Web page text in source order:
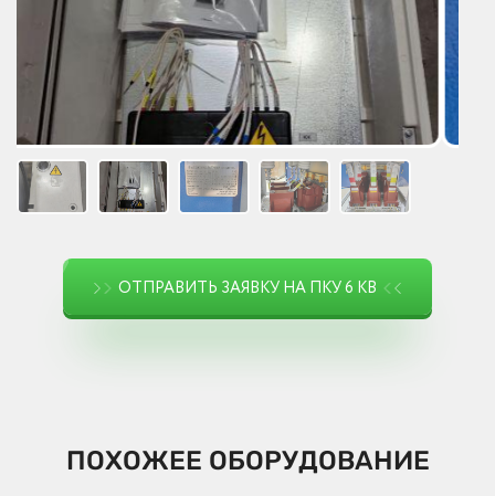
ОТПРАВИТЬ ЗАЯВКУ НА ПКУ 6 КВ
ПОХОЖЕЕ ОБОРУДОВАНИЕ